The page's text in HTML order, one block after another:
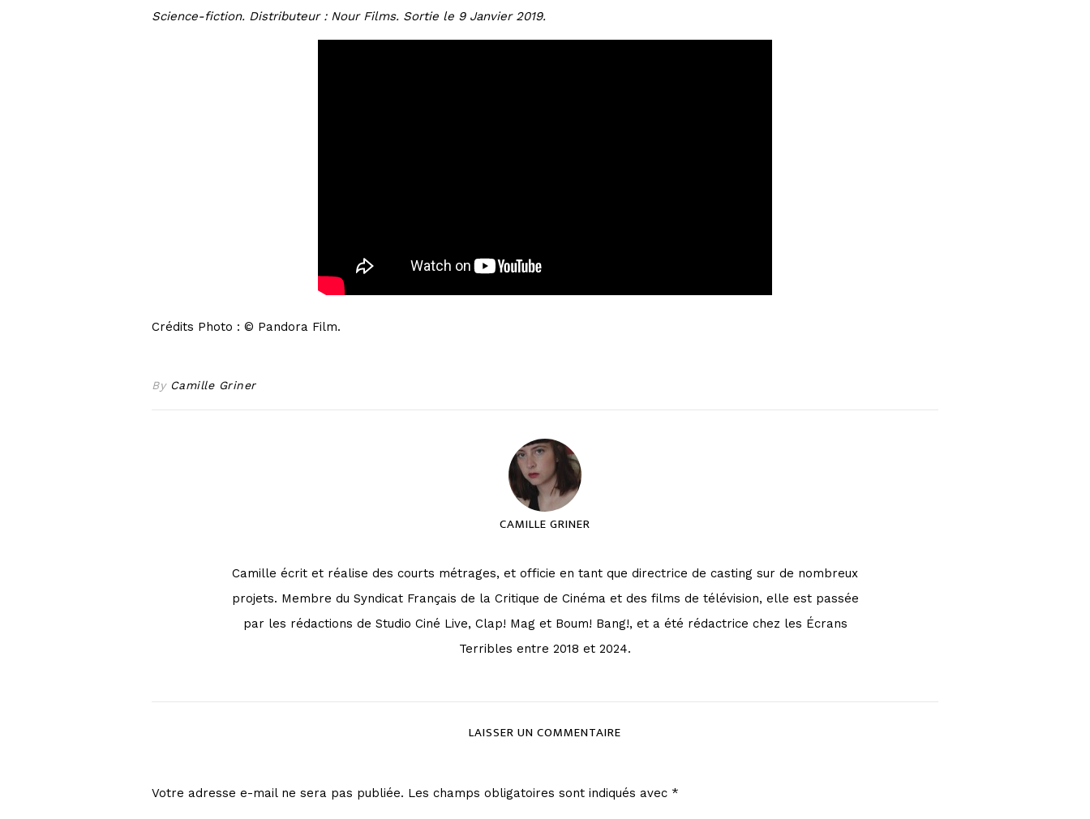
Science-fiction. Distributeur : Nour Films. Sortie le 9 Janvier 2019.
Crédits Photo : © Pandora Film.
By Camille Griner
CAMILLE GRINER
Camille écrit et réalise des courts métrages, et officie en tant que directrice de casting sur de nombreux
projets. Membre du Syndicat Français de la Critique de Cinéma et des films de télévision, elle est passée
par les rédactions de Studio Ciné Live, Clap! Mag et Boum! Bang!, et a été rédactrice chez les Écrans
Terribles entre 2018 et 2024.
LAISSER UN COMMENTAIRE
Votre adresse e-mail ne sera pas publiée. Les champs obligatoires sont indiqués avec *